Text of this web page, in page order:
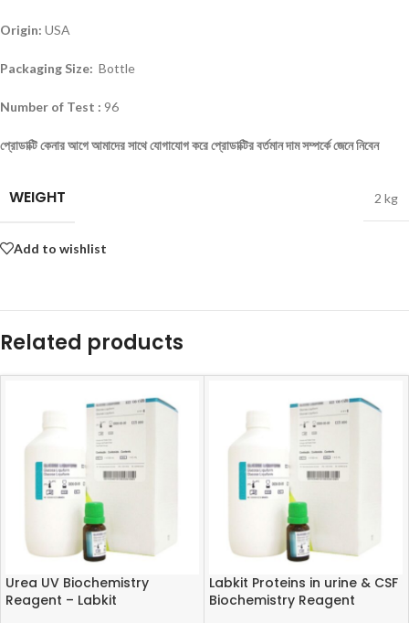
Origin: USA
Packaging Size: Bottle
Number of Test : 96
প্রোডাক্টিকেনারআগেআমাদেরসাথেযোগাযোগকরেপ্রোডাক্টিরবর্তমানদামসম্পর্কেজেনেনিবেন
WEIGHT 2 kg
Add to wishlist
Related products
Urea UV Biochemistry
Reagent – Labkit
Labkit Proteins in urine & CSF
Biochemistry Reagent